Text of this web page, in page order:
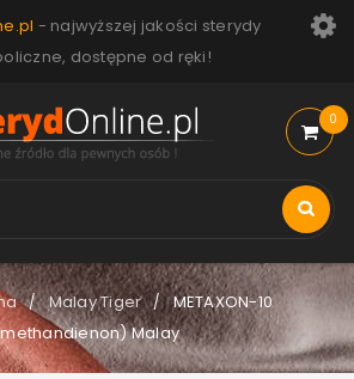
- najwyższej jakości sterydy
dostępne od ręki!
0
/ Malay Tiger /
METAXON-10
Malay